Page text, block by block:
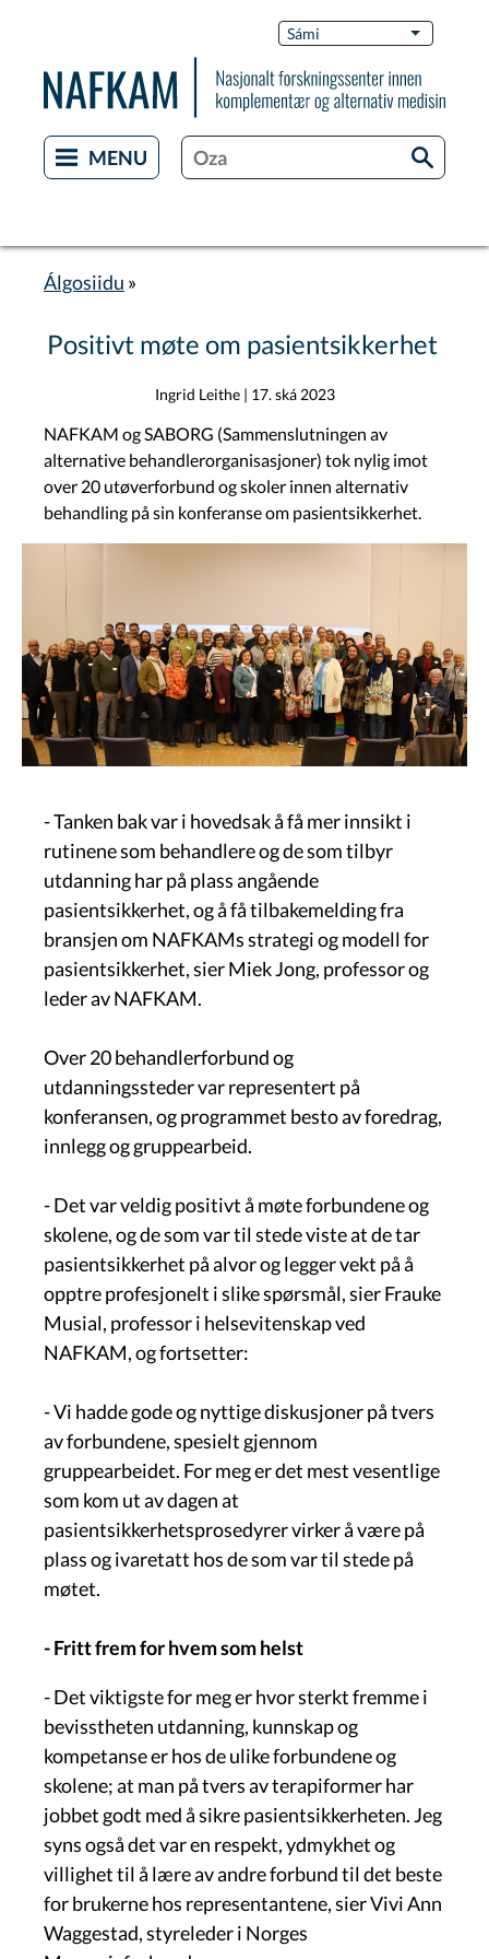
content
Sámi List
Álgosiidu
Positivt møte om pasientsikkerhet
Ingrid Leithe | 17. ská 2023
NAFKAM og SABORG (Sammenslutningen av
alternative behandlerorganisasjoner) tok nylig imot
over 20 utøverforbund og skoler innen alternativ
behandling på sin konferanse om pasientsikkerhet.
- Tanken bak var i hovedsak å få mer innsikt i
rutinene som behandlere og de som tilbyr
utdanning har på plass angående
pasientsikkerhet, og å få tilbakemelding fra
bransjen om NAFKAMs strategi og modell for
pasientsikkerhet, sier Miek Jong, professor og
leder av NAFKAM.
Over 20 behandlerforbund og
utdanningssteder var representert på
konferansen, og programmet besto av foredrag,
innlegg og gruppearbeid.
- Det var veldig positivt å møte forbundene og
skolene, og de som var til stede viste at de tar
pasientsikkerhet på alvor og legger vekt på å
opptre profesjonelt i slike spørsmål, sier Frauke
Musial, professor i helsevitenskap ved
NAFKAM, og fortsetter:
- Vi hadde gode og nyttige diskusjoner på tvers
av forbundene, spesielt gjennom
gruppearbeidet. For meg er det mest vesentlige
som kom ut av dagen at
pasientsikkerhetsprosedyrer virker å være på
plass og ivaretatt hos de som var til stede på
møtet.
- Fritt frem for hvem som helst
- Det viktigste for meg er hvor sterkt fremme i
bevisstheten utdanning, kunnskap og
kompetanse er hos de ulike forbundene og
skolene; at man på tvers av terapiformer har
jobbet godt med å sikre pasientsikkerheten. Jeg
syns også det var en respekt, ydmykhet og
villighet til å lære av andre forbund til det beste
for brukerne hos representantene, sier Vivi Ann
Waggestad, styreleder i Norges